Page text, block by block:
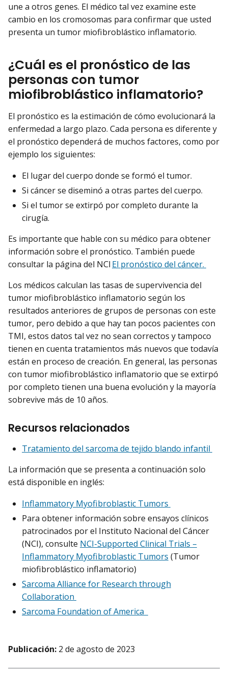
une a otros genes. El médico tal vez examine este
cambio en los cromosomas para confirmar que usted
presenta un tumor miofibroblástico inflamatorio.
¿Cuál es el pronóstico de las
personas con tumor
miofibroblástico inflamatorio?
El pronóstico es la estimación de cómo evolucionará la
enfermedad a largo plazo. Cada persona es diferente y
el pronóstico dependerá de muchos factores, como por
ejemplo los siguientes:
El lugar del cuerpo donde se formó el tumor.
Si cáncer se diseminó a otras partes del cuerpo.
Si el tumor se extirpó por completo durante la
cirugía.
Es importante que hable con su médico para obtener
información sobre el pronóstico. También puede
consultar la página del NCI El pronóstico del cáncer.
Los médicos calculan las tasas de supervivencia del
tumor miofibroblástico inflamatorio según los
resultados anteriores de grupos de personas con este
tumor, pero debido a que hay tan pocos pacientes con
TMI, estos datos tal vez no sean correctos y tampoco
tienen en cuenta tratamientos más nuevos que todavía
están en proceso de creación. En general, las personas
con tumor miofibroblástico inflamatorio que se extirpó
por completo tienen una buena evolución y la mayoría
sobrevive más de 10 años.
Recursos relacionados
Tratamiento del sarcoma de tejido blando infantil
La información que se presenta a continuación solo
está disponible en inglés:
Inflammatory Myofibroblastic Tumors
Para obtener información sobre ensayos clínicos
patrocinados por el Instituto Nacional del Cáncer
(NCI), consulte NCI-Supported Clinical Trials –
Inflammatory Myofibroblastic Tumors (Tumor
miofibroblástico inflamatorio)
Sarcoma Alliance for Research through
Collaboration
Sarcoma Foundation of America
Publicación: 2 de agosto de 2023